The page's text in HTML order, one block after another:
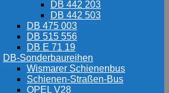
DB 442 203
DB 442 503
DB 475 003
DB 515 556
DB E 71 19
DB-Sonderbaureihen
Wismarer Schienenbus
Schienen-Straßen-Bus
OPEL V28